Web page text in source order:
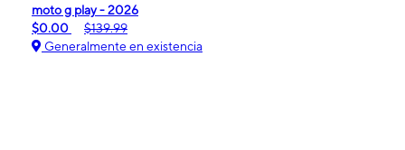
moto g play - 2026
$0.00
$139.99
Generalmente en existencia